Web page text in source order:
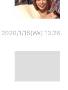
2020/1/15(We) 13:26